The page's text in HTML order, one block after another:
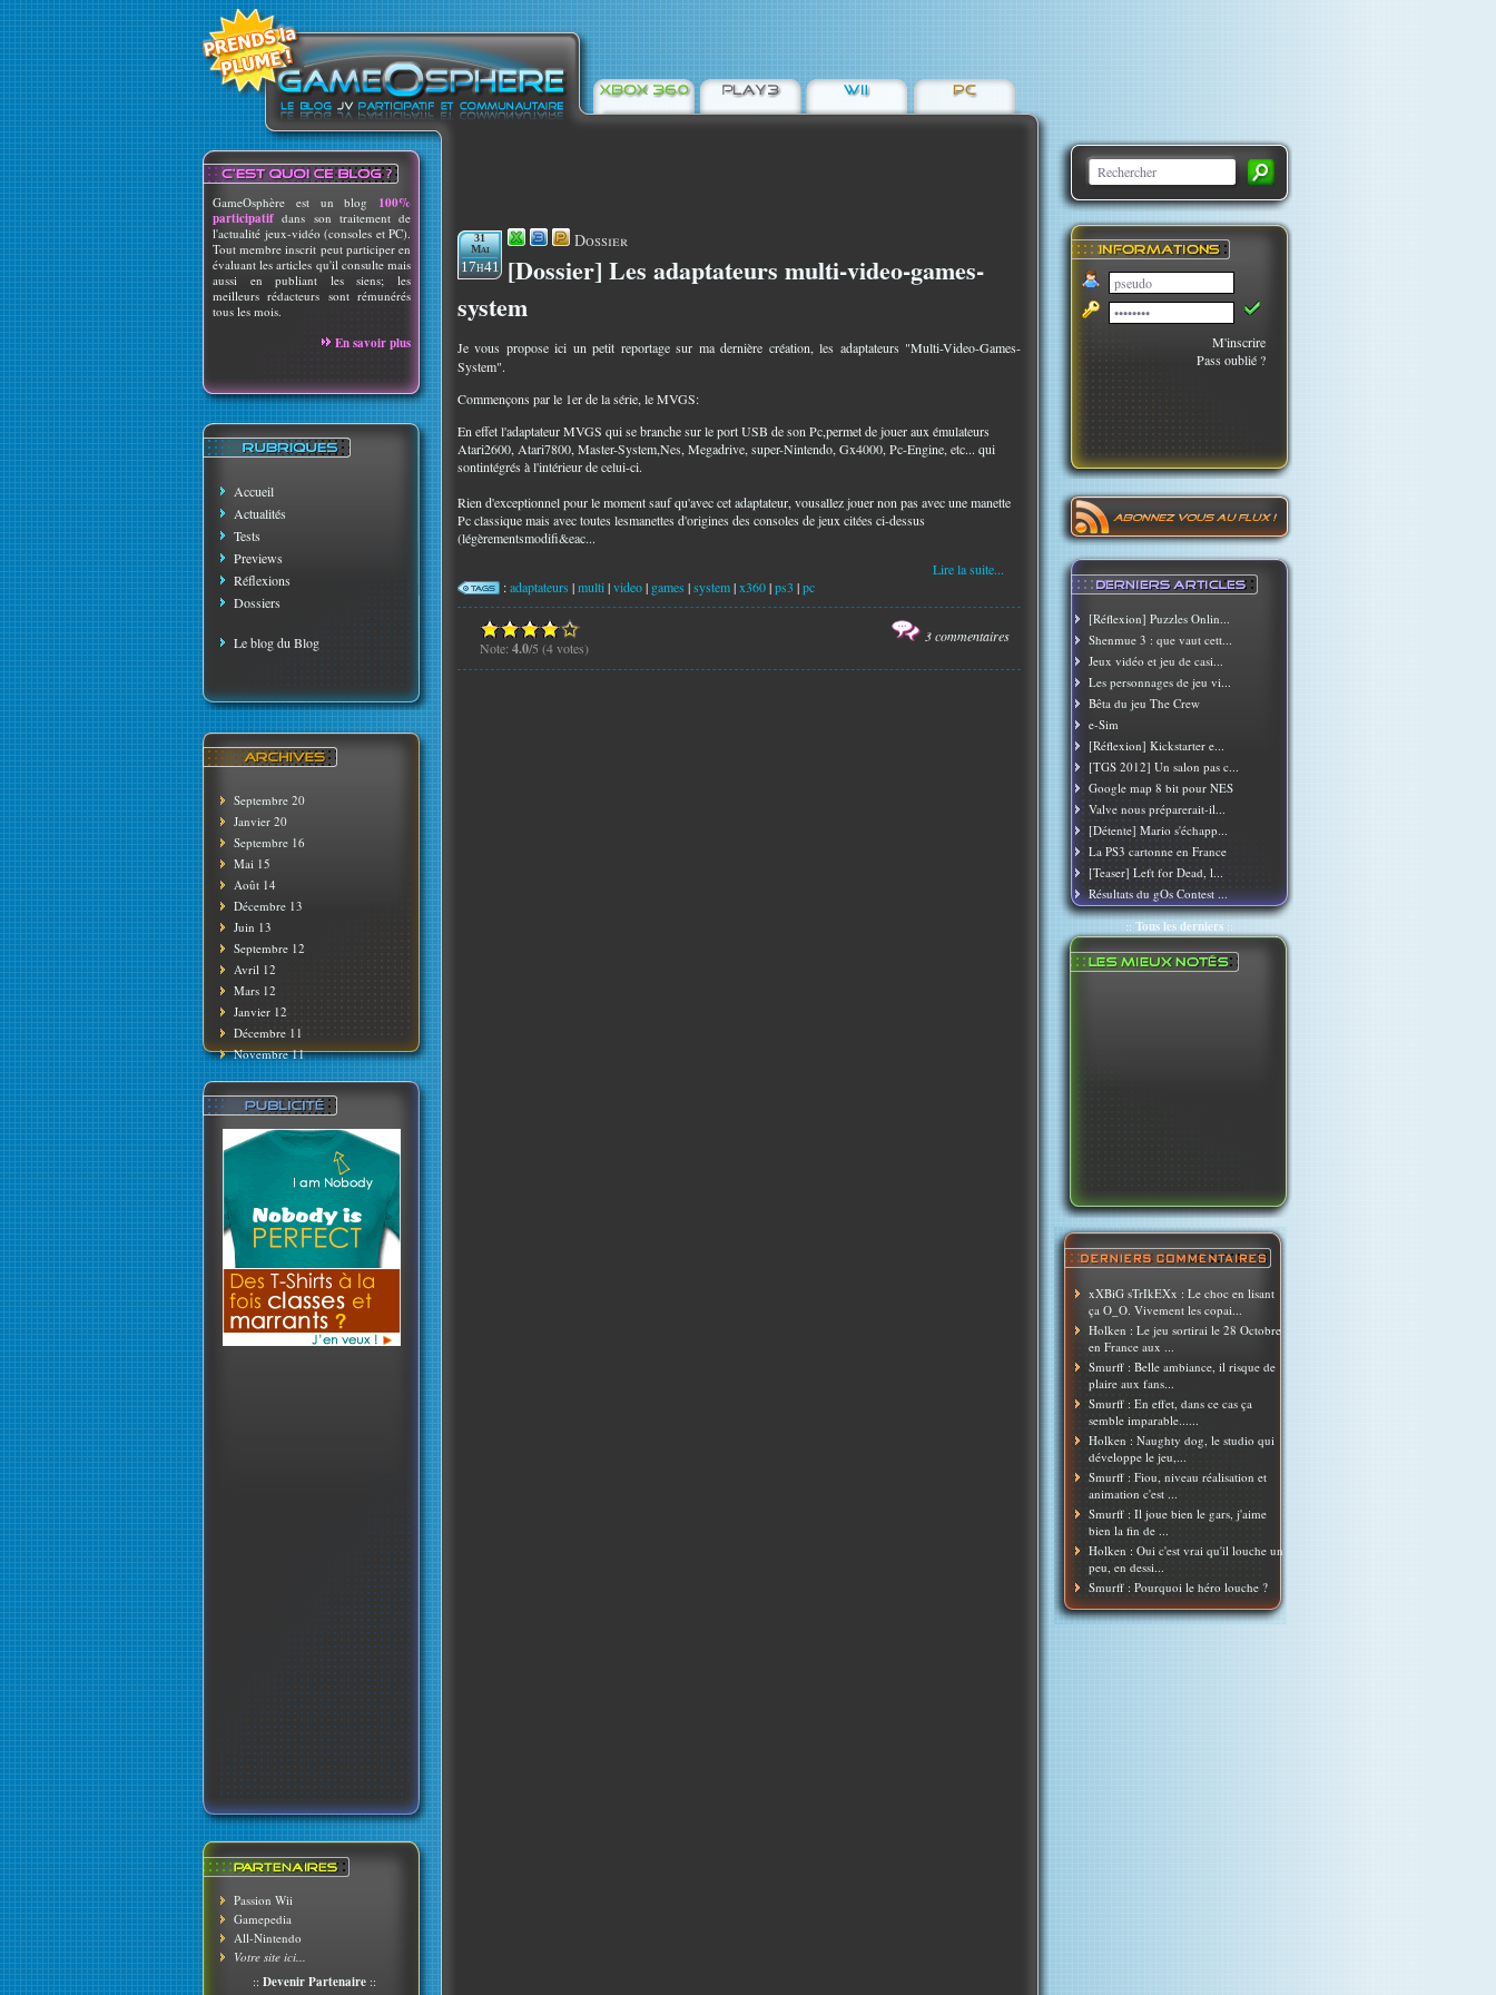
GameOsphère est un blog 100%
participatif dans son traitement de
l'actualité jeux-vidéo (consoles et PC).
Tout membre inscrit peut participer en
évaluant les articles qu'il consulte mais
aussi en publiant les siens; les
meilleurs rédacteurs sont rémunérés
tous les mois.
En savoir plus
Accueil
Actualités
Tests
Previews
Réflexions
Dossiers
Le blog du Blog
Septembre 20
Janvier 20
Septembre 16
Mai 15
Août 14
Décembre 13
Juin 13
Septembre 12
Avril 12
Mars 12
Janvier 12
Décembre 11
Novembre 11
Passion Wii
Gamepedia
All-Nintendo
Votre site ici...
:: Devenir Partenaire ::
M'inscrire
Pass oublié ?
[Réflexion] Puzzles Onlin...
Shenmue 3 : que vaut cett...
Jeux vidéo et jeu de casi...
Les personnages de jeu vi...
Bêta du jeu The Crew
e-Sim
[Réflexion] Kickstarter e...
[TGS 2012] Un salon pas c...
Google map 8 bit pour NES
Valve nous préparerait-il...
[Détente] Mario s'échapp...
La PS3 cartonne en France
[Teaser] Left for Dead, l...
Résultats du gOs Contest ...
:: Tous les derniers::
xXBiG sTrIkEXx : Le choc en lisant
ça O_O. Vivement les copai...
Holken : Le jeu sortirai le 28 Octobre
en France aux ...
Smurff : Belle ambiance, il risque de
plaire aux fans...
Smurff : En effet, dans ce cas ça
semble imparable......
Holken : Naughty dog, le studio qui
développe le jeu,...
Smurff : Fiou, niveau réalisation et
animation c'est ...
Smurff : Il joue bien le gars, j'aime
bien la fin de ...
Holken : Oui c'est vrai qu'il louche un
peu, en dessi...
Smurff : Pourquoi le héro louche ?
31
Mai
17h41
Dossier
[Dossier] Les adaptateurs multi-video-games-
system
Je vous propose ici un petit reportage sur ma dernière création, les adaptateurs "Multi-Video-Games-
System".
Commençons par le 1er de la série, le MVGS:
En effet l'adaptateur MVGS qui se branche sur le port USB de son Pc,permet de jouer aux émulateurs
Atari2600, Atari7800, Master-System,Nes, Megadrive, super-Nintendo, Gx4000, Pc-Engine, etc... qui
sontintégrés à l'intérieur de celui-ci.
Rien d'exceptionnel pour le moment sauf qu'avec cet adaptateur, vousallez jouer non pas avec une manette
Pc classique mais avec toutes lesmanettes d'origines des consoles de jeux citées ci-dessus
(légèrementsmodifi&eac...
Lire la suite...
:adaptateurs |multi|video| games |system|x360|ps3 |pc
3 commentaires
Note: 4.0/5 (4 votes)